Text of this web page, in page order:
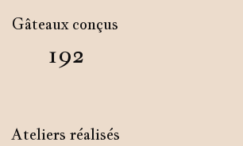
Gâteaux conçus
192
Ateliers réalisés